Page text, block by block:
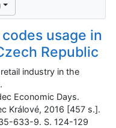
usage in
Republic
industry in the
Economic Days.
Králové, 2016 [457 s.].
633-9. S. 124-129